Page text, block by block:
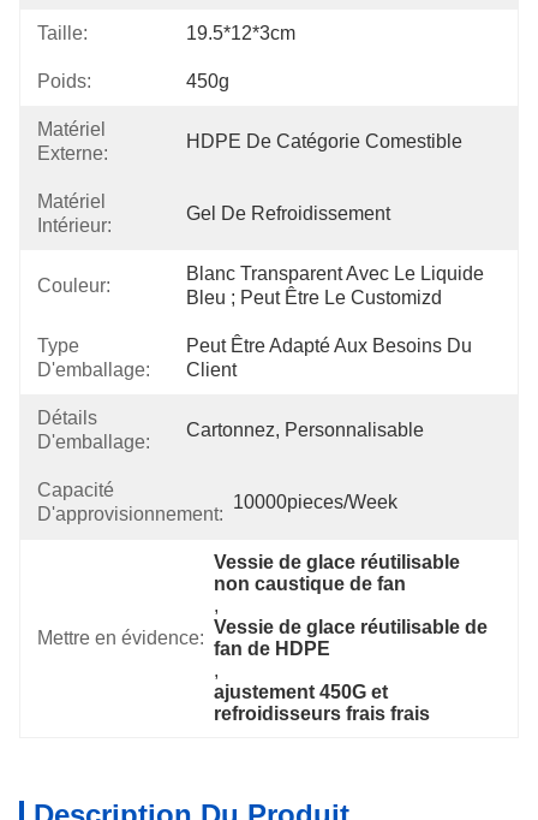
Taille: 19.5*12*3cm
Poids: 450g
Matériel
Externe:
HDPE De Catégorie Comestible
Matériel
Intérieur:
Gel De Refroidissement
Couleur:
Blanc Transparent Avec Le Liquide
Bleu ; Peut Être Le Customizd
Type
D'emballage:
Peut Être Adapté Aux Besoins Du
Client
Détails
D'emballage:
Cartonnez, Personnalisable
Capacité
D'approvisionnement:
10000pieces/week
Mettre en évidence:
Vessie de glace réutilisable
non caustique de fan
,
Vessie de glace réutilisable de
fan de HDPE
,
ajustement 450G et
refroidisseurs frais frais